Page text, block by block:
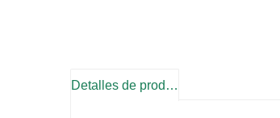
Detalles de producto